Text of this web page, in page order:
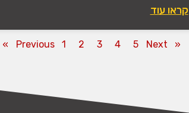
קראו עוד
« Previous
1 2 3 4 5 Next »